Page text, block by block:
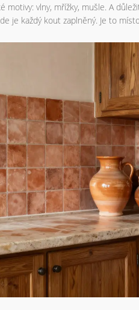
motivy: vlny, mřížky, mušle. A
je každý kout zaplněný. Je to